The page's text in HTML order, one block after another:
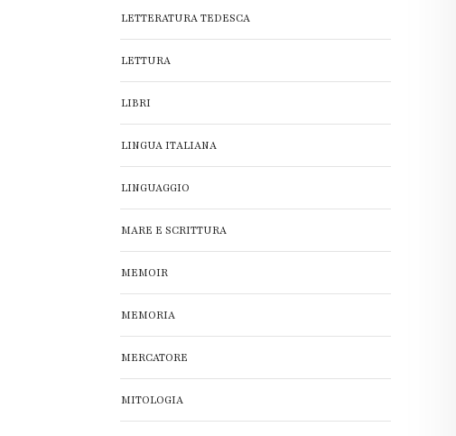
LETTERATURA TEDESCA
LETTURA
LIBRI
LINGUA ITALIANA
LINGUAGGIO
MARE E SCRITTURA
MEMOIR
MEMORIA
MERCATORE
MITOLOGIA